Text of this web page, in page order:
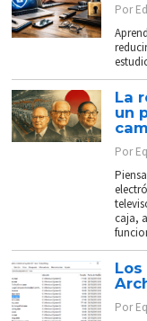
Por
La
un
Por
caja,
Por